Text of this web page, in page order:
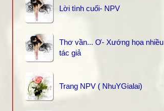
Lời tình cuối- NPV
Thơ vần... Ơ- Xướng họa nhiều
tác giả
Trang NPV ( NhuYGialai)